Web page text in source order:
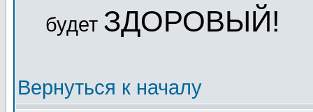
будет ЗДОРОВЫЙ!
Вернуться к началу